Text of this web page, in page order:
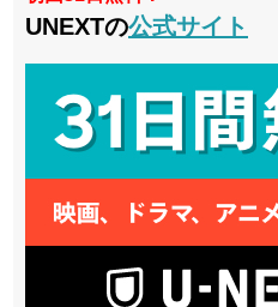
UNEXTの公式サイト